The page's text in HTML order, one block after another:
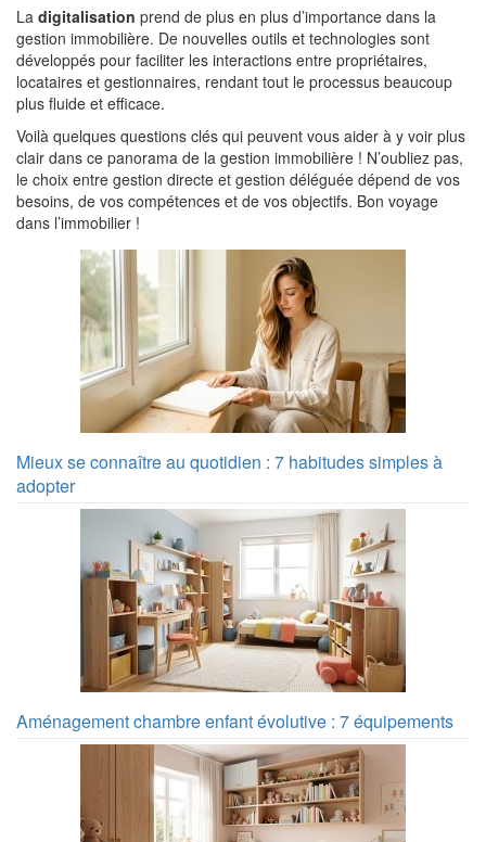
La digitalisation prend de plus en plus d’importance dans la
gestion immobilière. De nouvelles outils et technologies sont
développés pour faciliter les interactions entre propriétaires,
locataires et gestionnaires, rendant tout le processus beaucoup
plus fluide et efficace.
Voilà quelques questions clés qui peuvent vous aider à y voir plus
clair dans ce panorama de la gestion immobilière ! N’oubliez pas,
le choix entre gestion directe et gestion déléguée dépend de vos
besoins, de vos compétences et de vos objectifs. Bon voyage
dans l’immobilier !
Mieux se connaître au quotidien : 7 habitudes simples à
adopter
Aménagement chambre enfant évolutive : 7 équipements